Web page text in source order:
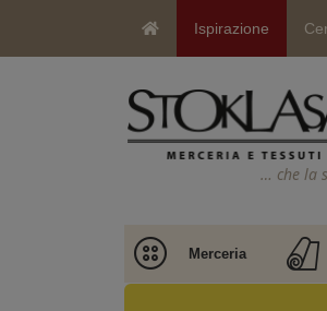
Ispirazione
… che la
Merceria